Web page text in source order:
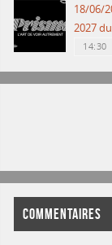
18/06/
2027
14:30
COMMENTAIRES